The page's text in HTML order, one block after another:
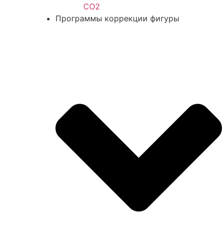
СО2
Программы коррекции фигуры